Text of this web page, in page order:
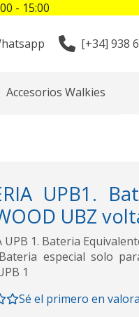
[+34] 938
Accesorios Walkies
UPB1.
UBZ
UPB 1. Bateria
especial solo
1
Sé el primero en
- 15:00